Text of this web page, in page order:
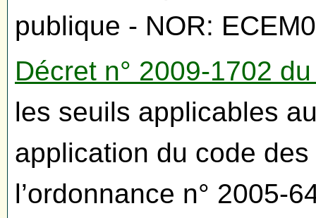
publique - NOR:
Décret n° 2009-1702
les seuils applicables
application du code
l’ordonnance n° 2005-